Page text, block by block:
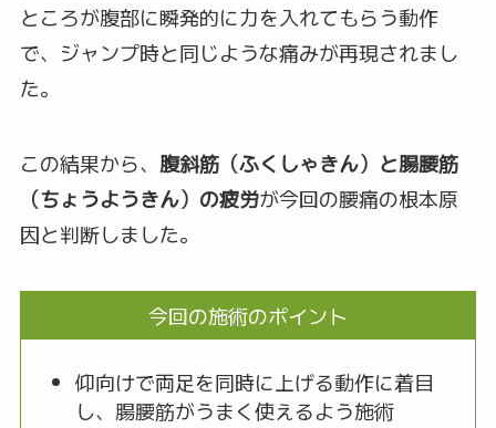
ところが腹部に瞬発的に力を入れてもらう動作
で、ジャンプ時と同じような痛みが再現されまし
た。
この結果から、 腹斜筋（ふくしゃきん）と腸腰筋
（ちょうようきん）の疲労が今回の腰痛の根本原
因と判断しました。
今回の施術のポイント
仰向けで両足を同時に上げる動作に着目
し、腸腰筋がうまく使えるよう施術